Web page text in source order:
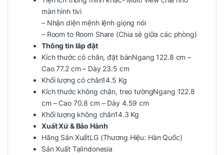
màn hình tivi
– Nhận diện mệnh lệnh giọng nói
– Room to Room Share (Chia sẻ giữa các phòng)
Thông tin lắp đặt
Kích thước có chân, đặt bànNgang 122.8 cm –
Cao 77.2 cm – Dày 23.5 cm
Khối lượng có chân14.5 Kg
Kích thước không chân, treo tườngNgang 122.8
cm – Cao 70.8 cm – Dày 4.59 cm
Khối lượng không chân14.3 Kg
Xuất Xứ & Bảo Hành
Hãng Sản XuấtLG (Thương Hiệu: Hàn Quốc)
Sản Xuất TạiIndonesia